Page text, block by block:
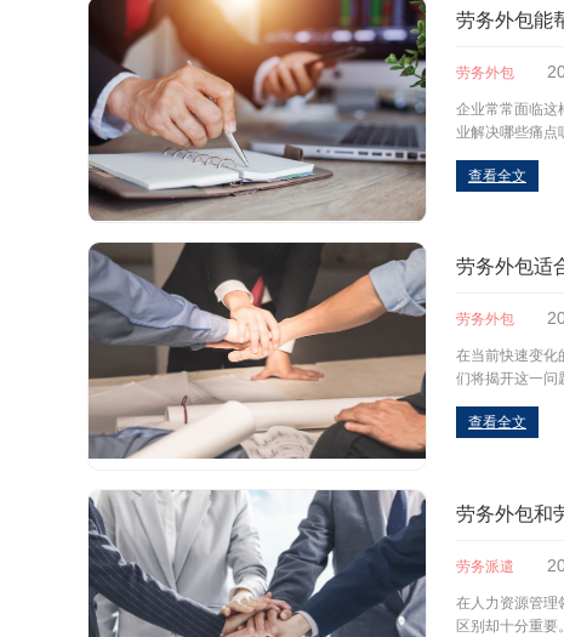
劳务外包能
劳务外包
企业常常面临这
业解决哪些痛点
查看全文
劳务外包适
劳务外包
在当前快速变化
们将揭开这一问
查看全文
劳务外包和
劳务派遣
在人力资源管理
区别却十分重要